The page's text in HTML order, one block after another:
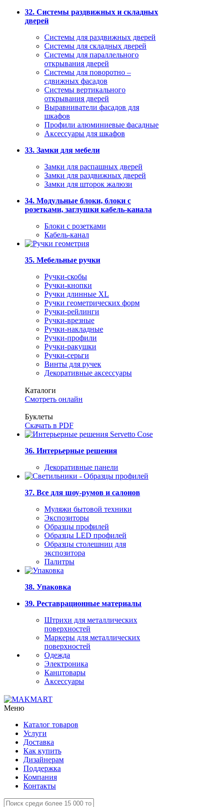
32. Системы раздвижных и складных
дверей
Системы для раздвижных дверей
Системы для складных дверей
Системы для параллельного
открывания дверей
Системы для поворотно –
сдвижных фасадов
Системы вертикального
открывания дверей
Выравниватели фасадов для
шкафов
Профили алюминиевые фасадные
Аксессуары для шкафов
33. Замки для мебели
Замки для распашных дверей
Замки для раздвижных дверей
Замки для шторок жалюзи
34. Модульные блоки, блоки с
розетками, заглушки кабель-канала
Блоки с розетками
Кабель-канал
35. Мебельные ручки
Ручки-скобы
Ручки-кнопки
Ручки длинные XL
Ручки геометрических форм
Ручки-рейлинги
Ручки-врезные
Ручки-накладные
Ручки-профили
Ручки-ракушки
Ручки-серьги
Винты для ручек
Декоративные аксессуары
Каталоги
Смотреть онлайн
Буклеты
Скачать в PDF
36. Интерьерные решения
Декоративные панели
37. Все для шоу-румов и салонов
Муляжи бытовой техники
Экспозиторы
Образцы профилей
Образцы LED профилей
Образцы столешниц для
экспозитора
Палитры
38. Упаковка
39. Реставрационные материалы
Штрихи для металлических
поверхностей
Маркеры для металлических
поверхностей
Одежда
Электроника
Канцтовары
Аксессуары
Меню
Каталог товаров
Услуги
Доставка
Как купить
Дизайнерам
Поддержка
Компания
Контакты